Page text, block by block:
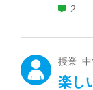
2
授業
楽し